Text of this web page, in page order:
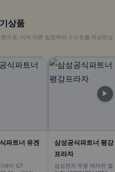
상품
으로, 이에 따른 일정액의 수수료를 제공받습
파트너 유겐
세이 G7
삼성공식파트너 평강
프라자
삼성전자 무풍 에어컨 멀
▶